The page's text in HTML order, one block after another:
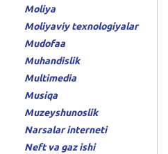
Moliya
Moliyaviy texnologiyalar
Mudofaa
Muhandislik
Multimedia
Musiqa
Muzeyshunoslik
Narsalar interneti
Neft va gaz ishi